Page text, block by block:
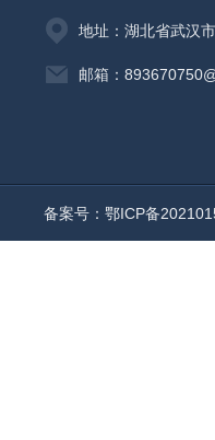
地址：湖北省武汉
邮箱：
备案号：鄂ICP备